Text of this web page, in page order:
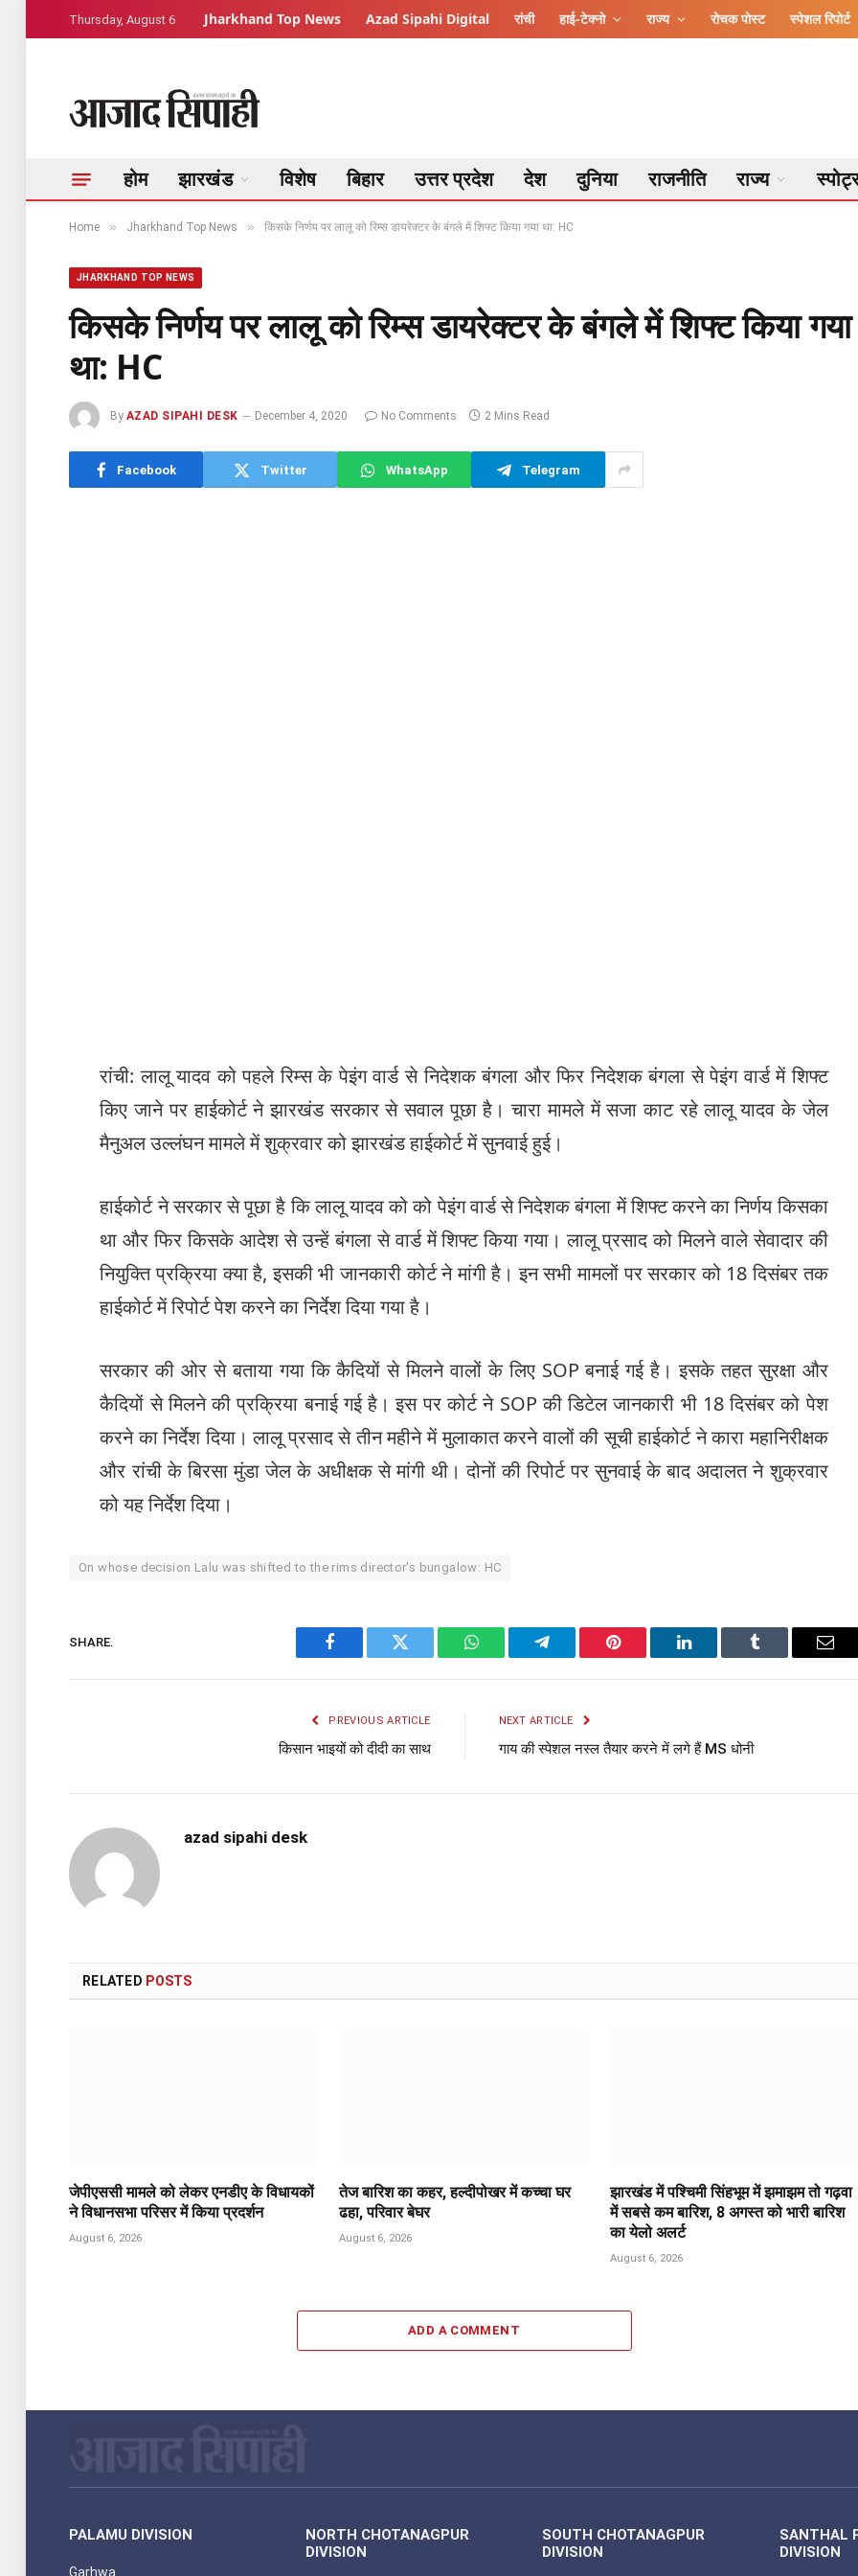
Thursday, August 6 Jharkhand Top News Azad Sipahi Digital रांची हाई-टेक्नो राज्य रोचक पोस्ट स्पेशल रिपोर्ट
होम झारखंड विशेष बिहार उत्तर प्रदेश देश दुनिया राजनीति राज्य
Home » Jharkhand Top News » किसके निर्णय पर लालू को रिम्स डायरेक्टर के बंगले में शिफ्ट किया गया था: HC
JHARKHAND TOP NEWS
किसके निर्णय पर लालू को रिम्स डायरेक्टर के बंगले में शिफ्ट किया गया
था: HC
By AZAD SIPAHI DESK December 4, 2020 No Comments 2 Mins Read
Facebook Twitter WhatsApp Telegram
रांची: लालू यादव को पहले रिम्स के पेइंग वार्ड से निदेशक बंगला और फिर निदेशक बंगला से पेइंग वार्ड में शिफ्ट
किए जाने पर हाईकोर्ट ने झारखंड सरकार से सवाल पूछा है। चारा मामले में सजा काट रहे लालू यादव के जेल
मैनुअल उल्लंघन मामले में शुक्रवार को झारखंड हाईकोर्ट में सुनवाई हुई।
हाईकोर्ट ने सरकार से पूछा है कि लालू यादव को को पेइंग वार्ड से निदेशक बंगला में शिफ्ट करने का निर्णय किसका
था और फिर किसके आदेश से उन्हें बंगला से वार्ड में शिफ्ट किया गया। लालू प्रसाद को मिलने वाले सेवादार की
नियुक्ति प्रक्रिया क्या है, इसकी भी जानकारी कोर्ट ने मांगी है। इन सभी मामलों पर सरकार को 18 दिसंबर तक
हाईकोर्ट में रिपोर्ट पेश करने का निर्देश दिया गया है।
सरकार की ओर से बताया गया कि कैदियों से मिलने वालों के लिए SOP बनाई गई है। इसके तहत सुरक्षा और
कैदियों से मिलने की प्रक्रिया बनाई गई है। इस पर कोर्ट ने SOP की डिटेल जानकारी भी 18 दिसंबर को पेश
करने का निर्देश दिया। लालू प्रसाद से तीन महीने में मुलाकात करने वालों की सूची हाईकोर्ट ने कारा महानिरीक्षक
और रांची के बिरसा मुंडा जेल के अधीक्षक से मांगी थी। दोनों की रिपोर्ट पर सुनवाई के बाद अदालत ने शुक्रवार
को यह निर्देश दिया।
On whose decision Lalu was shifted to the rims director's bungalow: HC
SHARE.
Facebook Twitter WhatsAppTelegram Pinterest LinkedIn Tumblr
PREVIOUS ARTICLE
किसान भाइयों को दीदी का साथ
NEXT ARTICLE
गाय की स्पेशल नस्‍ल तैयार करने में लगे हैं MS धोनी
azad sipahi desk
RELATED POSTS
जेपीएससी मामले को लेकर एनडीए के विधायकों
ने विधानसभा परिसर में किया प्रदर्शन
August 6, 2026
तेज बारिश का कहर, हल्दीपोखर में कच्चा घर
ढहा, परिवार बेघर
August 6, 2026
झारखंड में पश्चिमी सिंहभूम में झमाझम तो गढ़वा
में सबसे कम बारिश, 8 अगस्त को भारी बारिश
का येलो अलर्ट
August 6, 2026
ADD A COMMENT
PALAMU DIVISION
Garhwa
NORTH CHOTANAGPUR
DIVISION
SOUTH CHOTANAGPUR
DIVISION
SANTHAL
DIVISION